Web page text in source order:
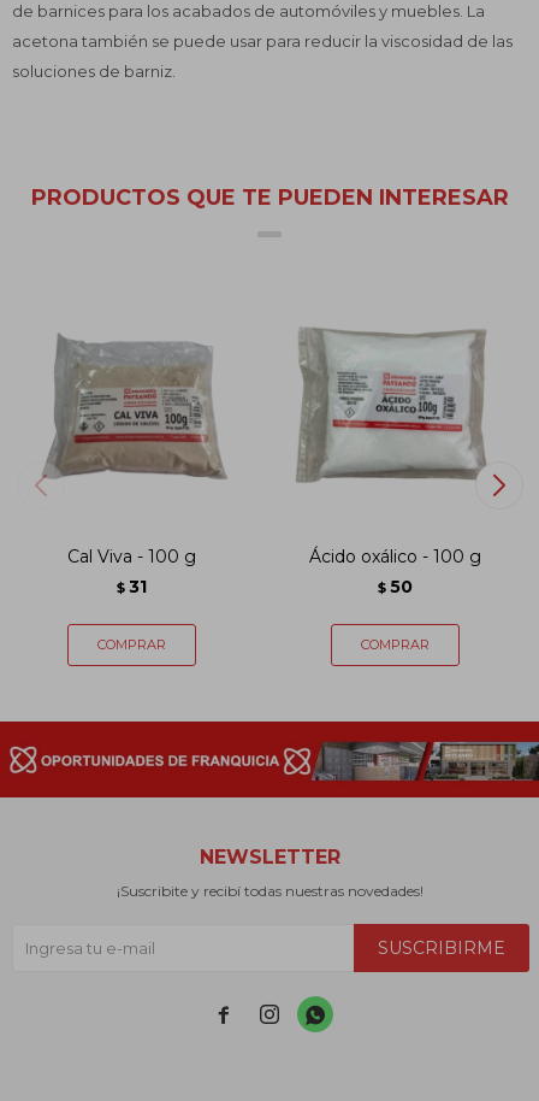
de barnices para los acabados de automóviles y muebles. La
acetona también se puede usar para reducir la viscosidad de las
soluciones de barniz.
PRODUCTOS QUE TE PUEDEN INTERESAR
Cal Viva - 100 g
$ 31
Ácido oxálico - 100 g
$ 50
NEWSLETTER
¡Suscribite y recibí todas nuestras novedades!
SUSCRIBIRME
  